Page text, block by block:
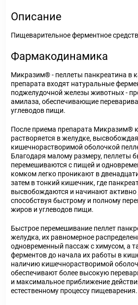
Описание
Пищеварительное ферментное
Фармакодинамика
Микразим® - пеллеты панкреатина в
препарата входят натуральные
поджелудочной железы животных -
амилаза, обеспечивающие
углеводов пищи.
После приема препарата Микразим®
растворяется в желудке,
кишечнорастворимой оболочкой
Благодаря малому размеру, пеллеты
перемешиваются с пищей и
комком легко проникают в
затем в тонкий кишечник, где
высвобождаются и начинают активно
способствуя быстрому и полному
жиров и углеводов пищи.
Быстрое перемешивание пеллет
желудка, их равномерное
одновременный пассаж с химусом, а
ферментов до начала их работы в
наличию кишечнорастворимой
обеспечивают более высокую
и максимальное приближение
естественному процессу пищеварения.